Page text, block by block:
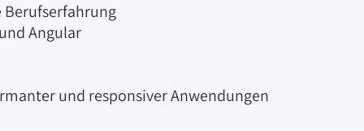
Berufserfahrung
Angular
und responsiver Anwendungen